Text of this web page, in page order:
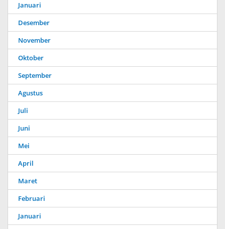
Januari
Desember
November
Oktober
September
Agustus
Juli
Juni
Mei
April
Maret
Februari
Januari